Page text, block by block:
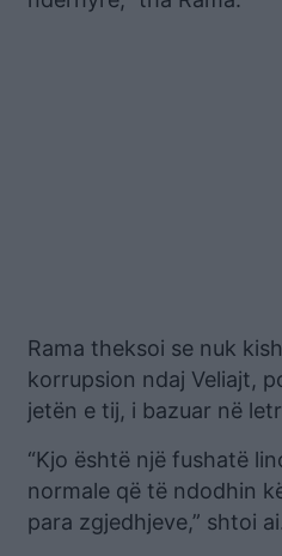
Rama theksoi se nuk
korrupsion ndaj Veliajt,
jetën e tij, i bazuar në
“Kjo është një fushatë
normale që të ndodhin
para zgjedhjeve,” shtoi